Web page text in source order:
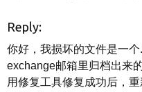
Reply:
你好，我损坏的文件是一
exchange邮箱里归档出来
用修复工具修复成功后，